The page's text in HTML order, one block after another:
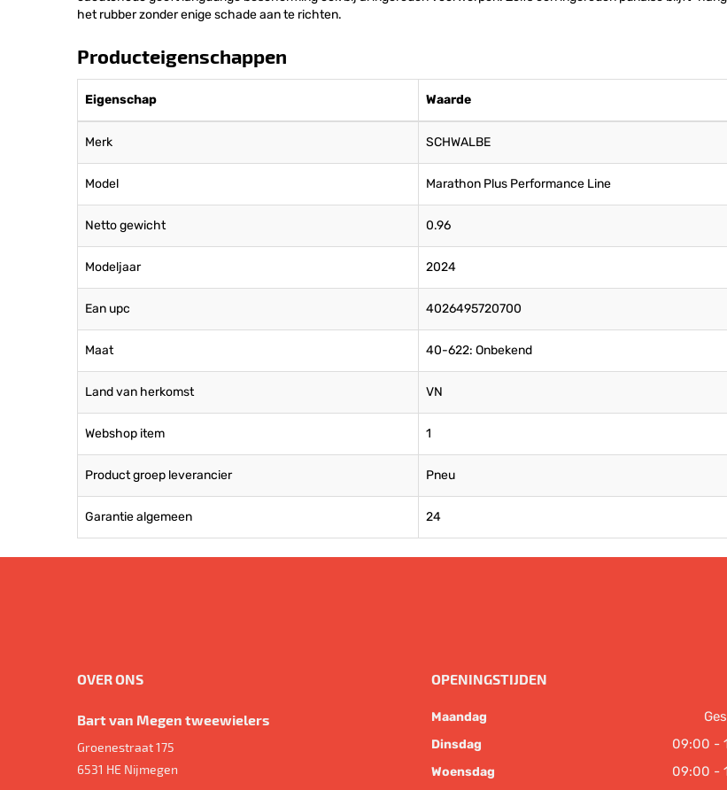
het rubber zonder enige schade aan te richten.
Producteigenschappen
Eigenschap Waarde
Merk SCHWALBE
Model Marathon Plus Performance Line
Netto gewicht 0.96
Modeljaar 2024
Ean upc 4026495720700
Maat 40-622: Onbekend
Land van herkomst VN
Webshop item 1
Product groep leverancier Pneu
Garantie algemeen 24
OVER ONS
Bart van Megen tweewielers
Groenestraat 175
6531 HE Nijmegen
OPENINGSTIJDEN
Maandag
Dinsdag 09:00 -
Woensdag 09:00 -